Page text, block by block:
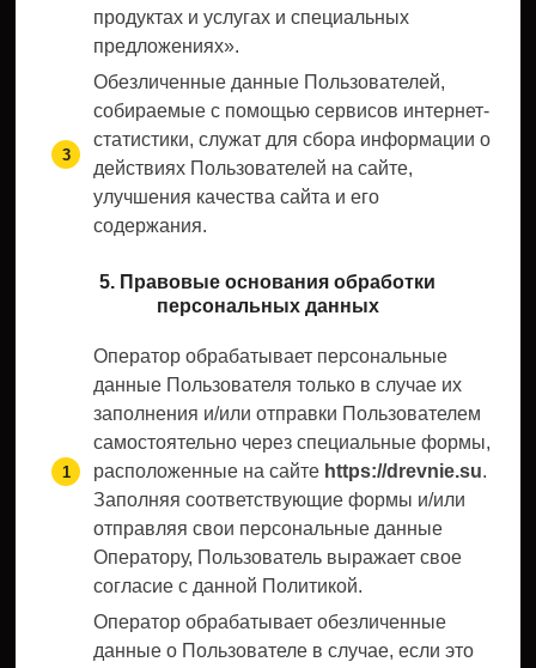
продуктах и услугах и специальных
предложениях».
Обезличенные данные Пользователей,
собираемые с помощью сервисов интернет-
статистики, служат для сбора информации о
действиях Пользователей на сайте,
улучшения качества сайта и его
содержания.
5. Правовые основания обработки
персональных данных
Оператор обрабатывает персональные
данные Пользователя только в случае их
заполнения и/или отправки Пользователем
самостоятельно через специальные формы,
расположенные на сайте https://drevnie.su.
Заполняя соответствующие формы и/или
отправляя свои персональные данные
Оператору, Пользователь выражает свое
согласие с данной Политикой.
Оператор обрабатывает обезличенные
данные о Пользователе в случае, если это